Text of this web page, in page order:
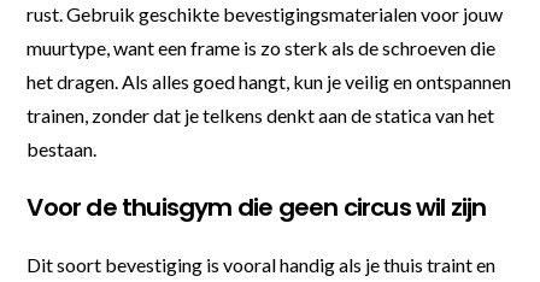
rust. Gebruik geschikte bevestigingsmaterialen voor jouw
muurtype, want een frame is zo sterk als de schroeven die
het dragen. Als alles goed hangt, kun je veilig en ontspannen
trainen, zonder dat je telkens denkt aan de statica van het
bestaan.
Voor de thuisgym die geen circus wil zijn
Dit soort bevestiging is vooral handig als je thuis traint en